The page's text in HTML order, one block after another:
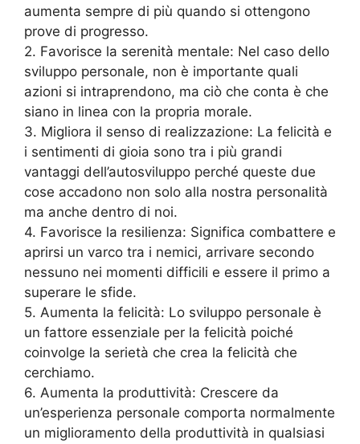
aumenta sempre di più quando si ottengono
prove di progresso.
2. Favorisce la serenità mentale: Nel caso dello
sviluppo personale, non è importante quali
azioni si intraprendono, ma ciò che conta è che
siano in linea con la propria morale.
3. Migliora il senso di realizzazione: La felicità e
i sentimenti di gioia sono tra i più grandi
vantaggi dell’autosviluppo perché queste due
cose accadono non solo alla nostra personalità
ma anche dentro di noi.
4. Favorisce la resilienza: Significa combattere e
aprirsi un varco tra i nemici, arrivare secondo
nessuno nei momenti difficili e essere il primo a
superare le sfide.
5. Aumenta la felicità: Lo sviluppo personale è
un fattore essenziale per la felicità poiché
coinvolge la serietà che crea la felicità che
cerchiamo.
6. Aumenta la produttività: Crescere da
un’esperienza personale comporta normalmente
un miglioramento della produttività in qualsiasi